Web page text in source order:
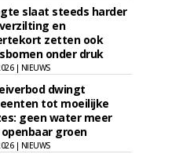
slaat steeds harder
en
zetten ook
onder druk
| NIEUWS
dwingt
tot moeilijke
geen water meer
groen
| NIEUWS